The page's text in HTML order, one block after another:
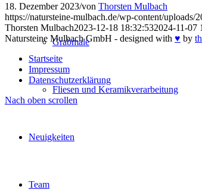
Grabmale
Fliesen und Keramikverarbeitung
Neuigkeiten
Team
18. Dezember 2023/von Thorsten Mulbach
https://natursteine-mulbach.de/wp-content/
Thorsten Mulbach2023-12-18 18:32:532024-11-07
Natursteine Mulbach GmbH - designed with ♥ by
Startseite
Impressum
Datenschutzerklärung
Nach oben scrollen